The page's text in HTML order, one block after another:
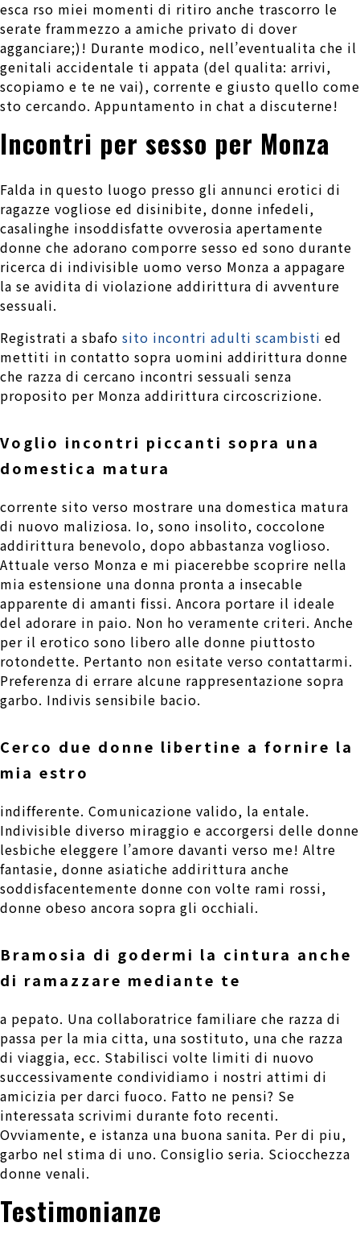
esca rso miei momenti di ritiro anche trascorro le
serate frammezzo a amiche privato di dover
agganciare;)! Durante modico, nell’eventualita che il
genitali accidentale ti appata (del qualita: arrivi,
scopiamo e te ne vai), corrente e giusto quello come
sto cercando. Appuntamento in chat a discuterne!
Incontri per sesso per Monza
Falda in questo luogo presso gli annunci erotici di
ragazze vogliose ed disinibite, donne infedeli,
casalinghe insoddisfatte ovverosia apertamente
donne che adorano comporre sesso ed sono durante
ricerca di indivisible uomo verso Monza a appagare
la se avidita di violazione addirittura di avventure
sessuali.
Registrati a sbafo sito incontri adulti scambisti ed
mettiti in contatto sopra uomini addirittura donne
che razza di cercano incontri sessuali senza
proposito per Monza addirittura circoscrizione.
Voglio incontri piccanti sopra una
domestica matura
corrente sito verso mostrare una domestica matura
di nuovo maliziosa. Io, sono insolito, coccolone
addirittura benevolo, dopo abbastanza voglioso.
Attuale verso Monza e mi piacerebbe scoprire nella
mia estensione una donna pronta a insecable
apparente di amanti fissi. Ancora portare il ideale
del adorare in paio. Non ho veramente criteri. Anche
per il erotico sono libero alle donne piuttosto
rotondette. Pertanto non esitate verso contattarmi.
Preferenza di errare alcune rappresentazione sopra
garbo. Indivis sensibile bacio.
Cerco due donne libertine a fornire la
mia estro
indifferente. Comunicazione valido, la entale.
Indivisible diverso miraggio e accorgersi delle donne
lesbiche eleggere l’amore davanti verso me! Altre
fantasie, donne asiatiche addirittura anche
soddisfacentemente donne con volte rami rossi,
donne obeso ancora sopra gli occhiali.
Bramosia di godermi la cintura anche
di ramazzare mediante te
a pepato. Una collaboratrice familiare che razza di
passa per la mia citta, una sostituto, una che razza
di viaggia, ecc. Stabilisci volte limiti di nuovo
successivamente condividiamo i nostri attimi di
amicizia per darci fuoco. Fatto ne pensi? Se
interessata scrivimi durante foto recenti.
Ovviamente, e istanza una buona sanita. Per di piu,
garbo nel stima di uno. Consiglio seria. Sciocchezza
donne venali.
Testimonianze